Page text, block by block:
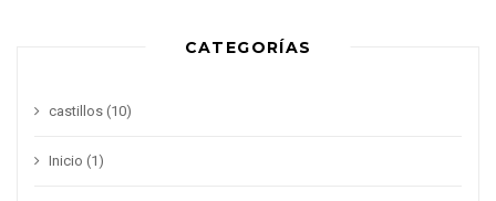
CATEGORÍAS
castillos (10)
Inicio (1)